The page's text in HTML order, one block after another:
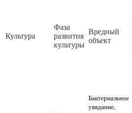
Культура
Фаза
развития
культуры
Вредный
объект
Бактериальное
увядание,